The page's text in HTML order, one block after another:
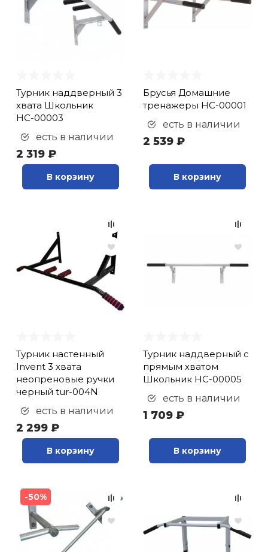
Турник наддверный 3
хвата Школьник
НС-00003
есть в наличии
2 319 ₽
В корзину
Брусья Домашние
тренажеры НС-00001
есть в наличии
2 539 ₽
В корзину
Турник настенный
Invent 3 хвата
неопреновые ручки
черный tur-004N
есть в наличии
2 299 ₽
В корзину
Турник наддверный с
прямым хватом
Школьник НС-00005
есть в наличии
1 709 ₽
В корзину
-50%